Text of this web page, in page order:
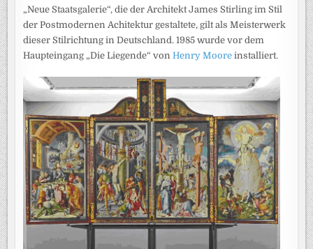
„Neue Staatsgalerie“, die der Architekt James Stirling im Stil
der Postmodernen Achitektur gestaltete, gilt als Meisterwerk
dieser Stilrichtung in Deutschland. 1985 wurde vor dem
Haupteingang „Die Liegende“ vonHenry Moore installiert.